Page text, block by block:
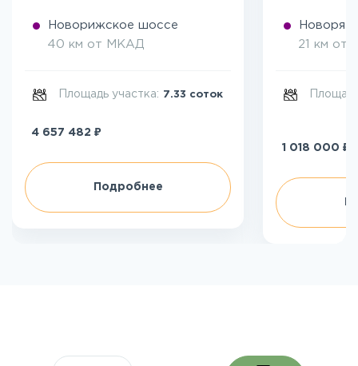
Новорижское шоссе
40 км от МКАД
Площадь участка: 7.33 соток
4 657 482 ₽
Подробнее
21 км от
1 018 000 ₽